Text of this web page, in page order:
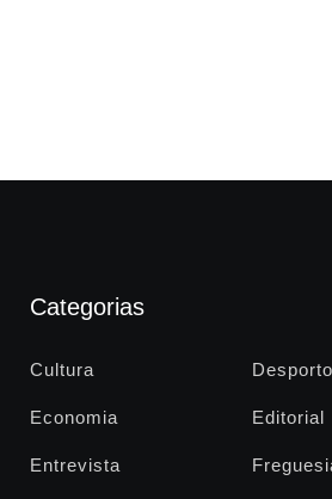
Categorias
Cultura Desporto
Economia Editorial
Entrevista